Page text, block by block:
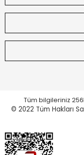
Tüm bilgileriniz
© 2022 Tüm Hakları